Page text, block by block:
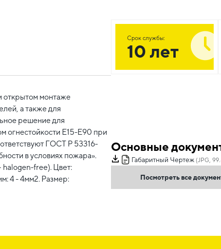
открытом монтаже
а также для
решение для
огнестойкости Е15-Е90 при
ГОСТ Р 53316-
в условиях пожара».
halogen-free). Цвет:
4 - 4мм2. Размер:
Срок службы:
10 лет
Основные
Габаритный Чертеж (JPG,
Посмотреть все